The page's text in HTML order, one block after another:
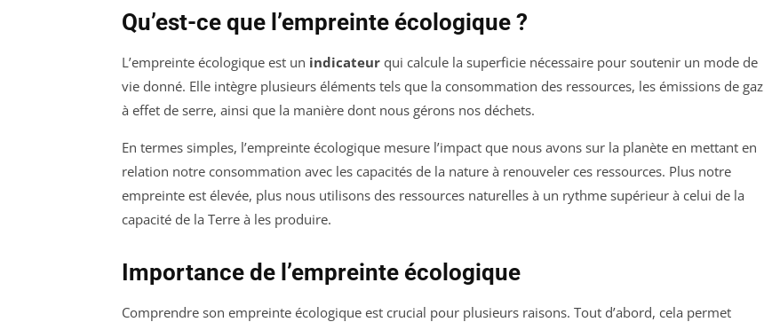
Qu’est-ce que l’empreinte écologique ?
L’empreinte écologique est un indicateur qui calcule la superficie nécessaire pour soutenir un mode de
vie donné. Elle intègre plusieurs éléments tels que la consommation des ressources, les émissions de gaz
à effet de serre, ainsi que la manière dont nous gérons nos déchets.
En termes simples, l’empreinte écologique mesure l’impact que nous avons sur la planète en mettant en
relation notre consommation avec les capacités de la nature à renouveler ces ressources. Plus notre
empreinte est élevée, plus nous utilisons des ressources naturelles à un rythme supérieur à celui de la
capacité de la Terre à les produire.
Importance de l’empreinte écologique
Comprendre son empreinte écologique est crucial pour plusieurs raisons. Tout d’abord, cela permet